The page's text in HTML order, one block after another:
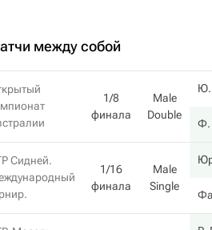
между собой
1/8
финала
Male
Double
Ю.
Ф.
Сидней.
1/16
финала
Male
Single